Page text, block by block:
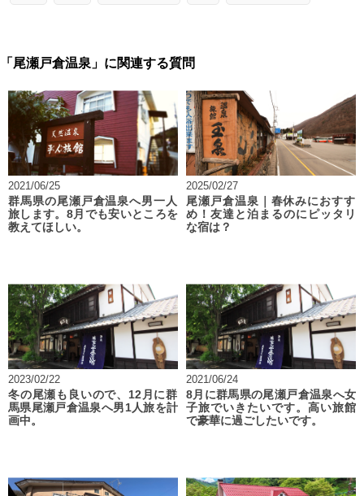
「尾瀬戸倉温泉」に関連する質問
2021/06/25
群馬県の尾瀬戸倉温泉へ男一人
旅します。8月でも安いところを
教えてほしい。
2025/02/27
尾瀬戸倉温泉｜春休みにおすす
め！友達と泊まるのにピッタリ
な宿は？
2023/02/22
冬の尾瀬も良いので、12月に群
馬県尾瀬戸倉温泉へ男1人旅を計
画中。
2021/06/24
8月に群馬県の尾瀬戸倉温泉へ女
子旅でいきたいです。高い旅館
で豪華に過ごしたいです。